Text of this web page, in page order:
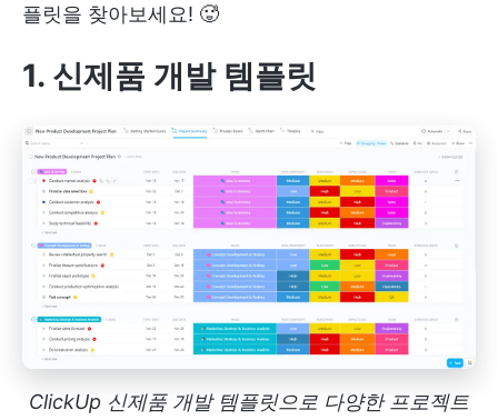
플릿을 찾아보세요! 🥵
1. 신제품 개발 템플릿
ClickUp 신제품 개발 템플릿으로 다양한 프로젝트